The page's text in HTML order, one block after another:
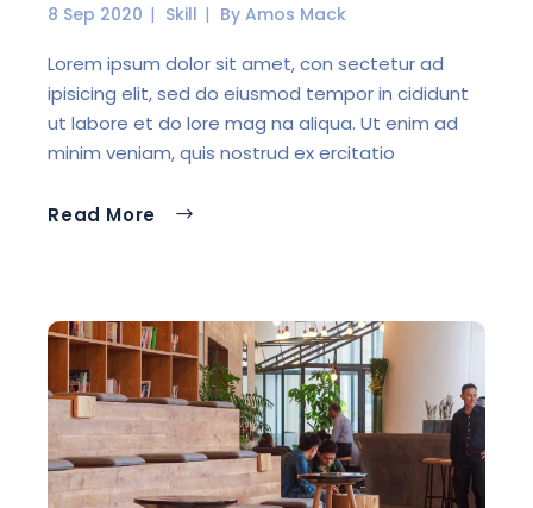
8 Sep 2020 Skill By Amos Mack
Lorem ipsum dolor sit amet, con sectetur ad
ipisicing elit, sed do eiusmod tempor in cididunt
ut labore et do lore mag na aliqua. Ut enim ad
minim veniam, quis nostrud ex ercitatio
Read More